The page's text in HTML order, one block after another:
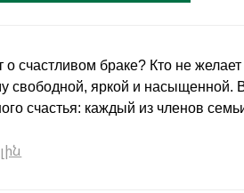
о счастливом браке? Кто не
свободной, яркой и насыщенной.
счастья: каждый из членов